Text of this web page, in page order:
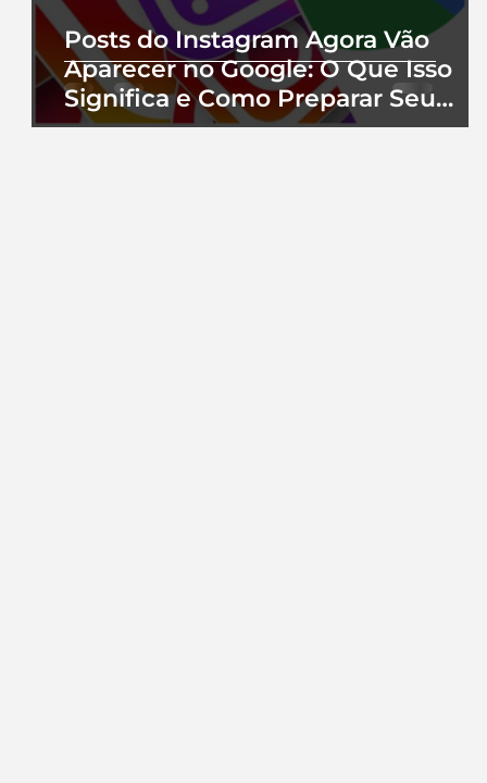
Posts do Instagram Agora Vão
Aparecer no Google: O Que Isso
Significa e Como Preparar Seu
Perfil